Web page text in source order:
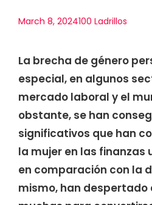
March 8, 2024100 Ladrillos
La brecha de género
especial, en algunos
mercado laboral y el
obstante, se han
significativos que han
la mujer en las finanzas
en comparación con la
mismo, han despertado